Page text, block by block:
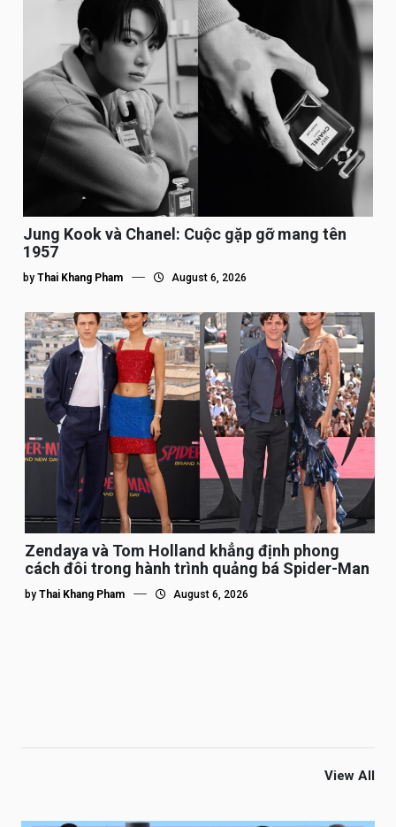
Jung Kook và Chanel: Cuộc gặp gỡ mang tên
1957
by Thai Khang Pham August 6, 2026
Zendaya và Tom Holland khẳng định phong
cách đôi trong hành trình quảng bá Spider-Man
by Thai Khang Pham August 6, 2026
View All